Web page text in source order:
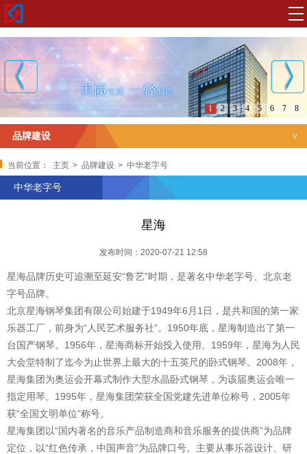
1 2 3 4 5 6 7 8
品牌建设
品牌建设
中华老字号
国家级非物质文化遗产
知名品牌
当前位置： 主页 > 品牌建设 > 中华老字号
中华老字号
星海
发布时间：2020-07-21 12:58
星海品牌历史可追溯至延安“鲁艺”时期，是著名中华老字号、北京老
字号品牌。
北京星海钢琴集团有限公司始建于1949年6月1日，是共和国的第一家
乐器工厂，前身为“人民艺术服务社”。1950年底，星海制造出了第一
台国产钢琴。1956年，星海商标开始投入使用。1959年，星海为人民
大会堂特制了迄今为止世界上最大的十五英尺的卧式钢琴。2008年，
星海集团为奥运会开幕式制作大型水晶卧式钢琴，为该届奥运会唯一
指定用琴。1995年，星海集团荣获全国党建先进单位称号，2005年
获“全国文明单位”称号。
星海集团以“国内著名的音乐产品制造商和音乐服务的提供商”为品牌
定位，以“红色传承，中国声音”为品牌口号。主要从事乐器设计、研